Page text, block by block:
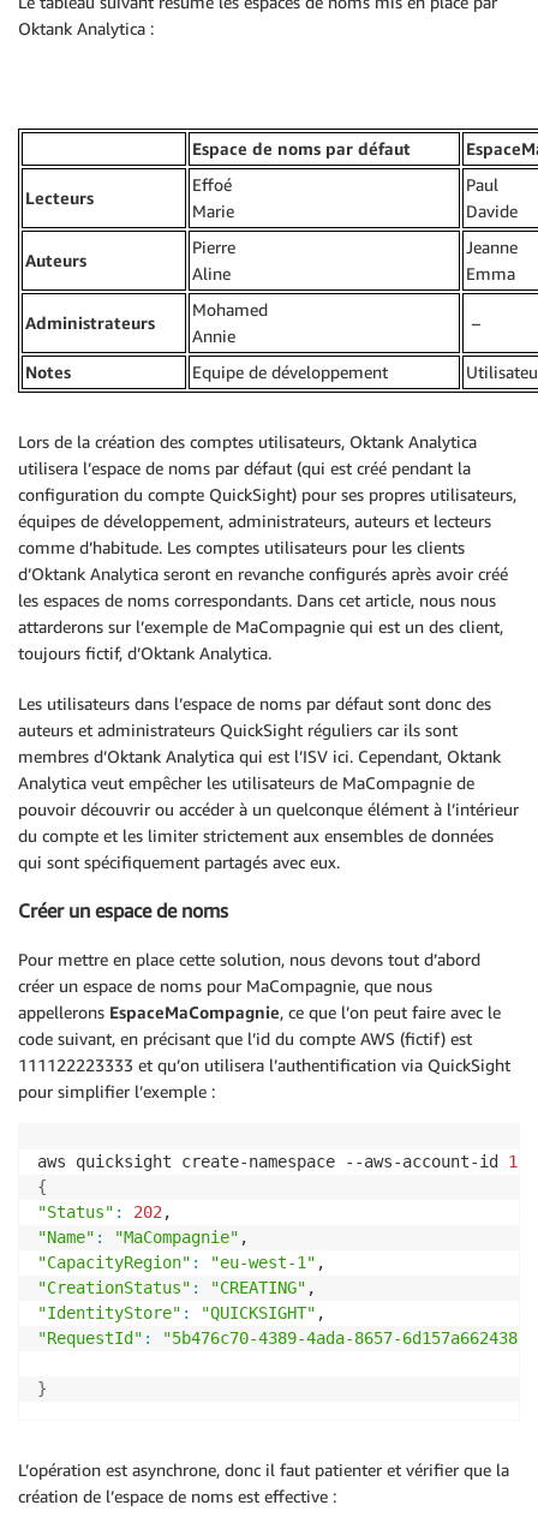
Oktank Analytica :
Espace de noms par défaut
Lecteurs
Effoé
Marie
Paul
Davide
Auteurs
Pierre
Aline
Jeanne
Emma
Administrateurs
Mohamed
Annie
–
Notes Equipe de développement
Lors de la création des comptes utilisateurs, Oktank Analytica
utilisera l’espace de noms par défaut (qui est créé pendant la
configuration du compte QuickSight) pour ses propres utilisateurs,
équipes de développement, administrateurs, auteurs et lecteurs
comme d’habitude. Les comptes utilisateurs pour les clients
d’Oktank Analytica seront en revanche configurés après avoir créé
les espaces de noms correspondants. Dans cet article, nous nous
attarderons sur l’exemple de MaCompagnie qui est un des client,
toujours fictif, d’Oktank Analytica.
Les utilisateurs dans l’espace de noms par défaut sont donc des
auteurs et administrateurs QuickSight réguliers car ils sont
membres d’Oktank Analytica qui est l’ISV ici. Cependant, Oktank
Analytica veut empêcher les utilisateurs de MaCompagnie de
pouvoir découvrir ou accéder à un quelconque élément à l’intérieur
du compte et les limiter strictement aux ensembles de données
qui sont spécifiquement partagés avec eux.
Créer un espace de noms
Pour mettre en place cette solution, nous devons tout d’abord
créer un espace de noms pour MaCompagnie, que nous
appellerons EspaceMaCompagnie, ce que l’on peut faire avec le
code suivant, en précisant que l’id du compte AWS (fictif) est
111122223333 et qu’on utilisera l’authentification via QuickSight
pour simplifier l’exemple :
aws quicksight create-namespace --aws-account-id
{
"Status" : 202
"Name" : "MaCompagnie"
"CapacityRegion" : "eu-west-1"
"CreationStatus" : "CREATING"
"IdentityStore" : "QUICKSIGHT"
"RequestId" : "5b476c70-4389-4ada-8657-6d157a662438"
}
L’opération est asynchrone, donc il faut patienter et vérifier que la
création de l’espace de noms est effective :